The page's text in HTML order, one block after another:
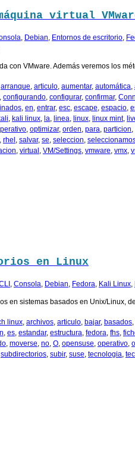
virtual
, Debian, Entornos de escritorio,
con VMware. Además veremos los
arranque, articulo, aumentar, automática,
, configurando, configurar, confirmar,
, en, entrar, esc, escape, espacio,
, kali linux, la, linea, linux, linux mint,
, optimizar, orden, para, particion,
, rhel , salvar, se, seleccion,
, virtual , VM/Settings, vmware, vmx,
en Linux
, Consola, Debian, Fedora, Kali Linux,
en sistemas basados en Unix/Linux,
linux, archivos, articulo, bajar, basados,
, es, estandar, estructura, fedora, fhs,
, moverse, no, O, opensuse, operativo,
subdirectorios, subir, suse, tecnologia,